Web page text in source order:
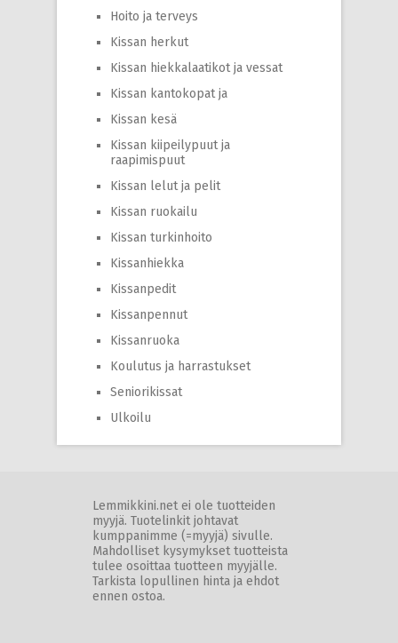
Hoito ja terveys
Kissan herkut
Kissan hiekkalaatikot ja vessat
Kissan kantokopat ja
Kissan kesä
Kissan kiipeilypuut ja
raapimispuut
Kissan lelut ja pelit
Kissan ruokailu
Kissan turkinhoito
Kissanhiekka
Kissanpedit
Kissanpennut
Kissanruoka
Koulutus ja harrastukset
Seniorikissat
Ulkoilu
Lemmikkini.net ei ole tuotteiden
myyjä. Tuotelinkit johtavat
kumppanimme (=myyjä) sivulle.
Mahdolliset kysymykset tuotteista
tulee osoittaa tuotteen myyjälle.
Tarkista lopullinen hinta ja ehdot
ennen ostoa.